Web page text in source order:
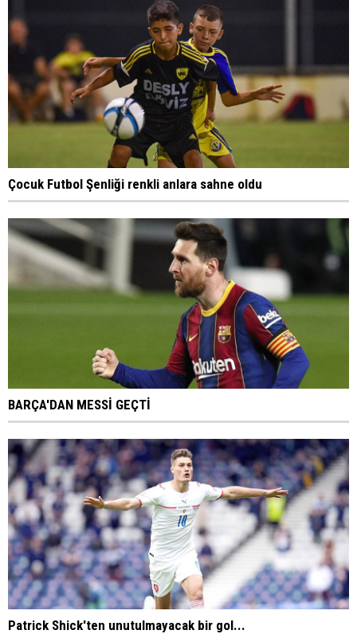
Çocuk Futbol Şenliği renkli anlara sahne oldu
BARÇA'DAN MESSİ GEÇTİ
Patrick Shick'ten unutulmayacak bir gol...